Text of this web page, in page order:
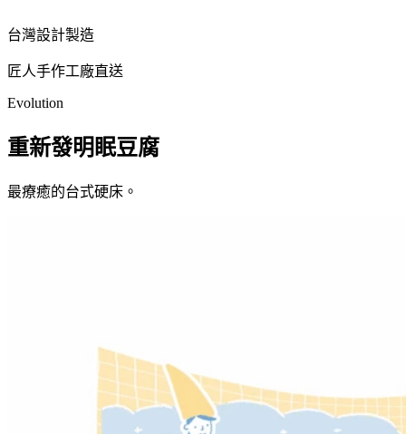
台灣設計製造
匠人手作工廠直送
Evolution
重新發明眠豆腐
最療癒的台式硬床。